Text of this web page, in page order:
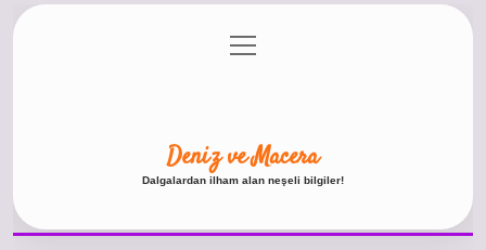
Gizlilik Politikası
menüyü
aç
Deniz ve Macera
Dalgalardan ilham alan neşeli bilgiler!